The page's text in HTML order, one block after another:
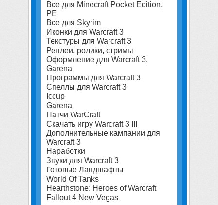
Все для Minecraft Pocket Edition,
PE
Все для Skyrim
Иконки для Warcraft 3
Текстуры для Warcraft 3
Реплеи, ролики, стримы
Оформление для Warcraft 3,
Garena
Программы для Warcraft 3
Спеллы для Warcraft 3
Iccup
Garena
Патчи WarCraft
Скачать игру Warcraft 3 III
Дополнительные кампании для
Warcraft 3
Наработки
Звуки для Warcraft 3
Готовые Ландшафты
World Of Tanks
Hearthstone: Heroes of Warcraft
Fallout 4 New Vegas